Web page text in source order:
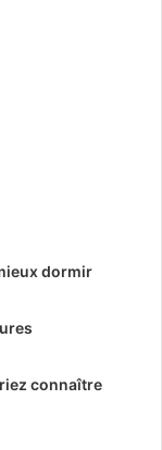
dormir
connaître